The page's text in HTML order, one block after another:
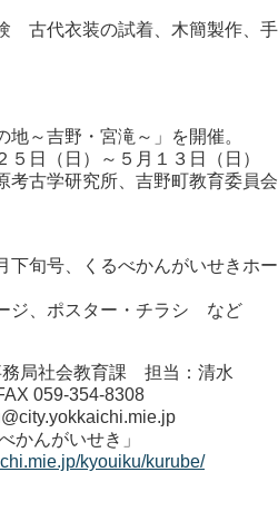
衣装の試着、木簡製作、手
吉野・宮滝～」を開催。
日）～５月１３日（日）
究所、吉野町教育委員会
号、くるべかんがいせきホー
ポスター・チラシ など
社会教育課 担当：清水
059-354-8308
んがいせき」
kyouiku/kurube/